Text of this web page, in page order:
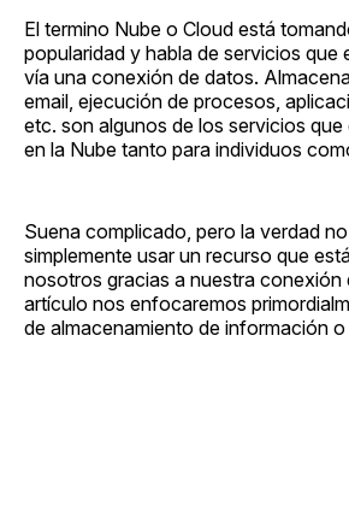
El termino Nube o Cloud está
popularidad y habla de servicios que
vía una conexión de datos.
email, ejecución de procesos,
etc. son algunos de los servicios que
en la Nube tanto para individuos
Suena complicado, pero la verdad
simplemente usar un recurso que
nosotros gracias a nuestra conexión
artículo nos enfocaremos
de almacenamiento de información